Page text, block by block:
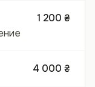
1 200 ₴
4 000 ₴